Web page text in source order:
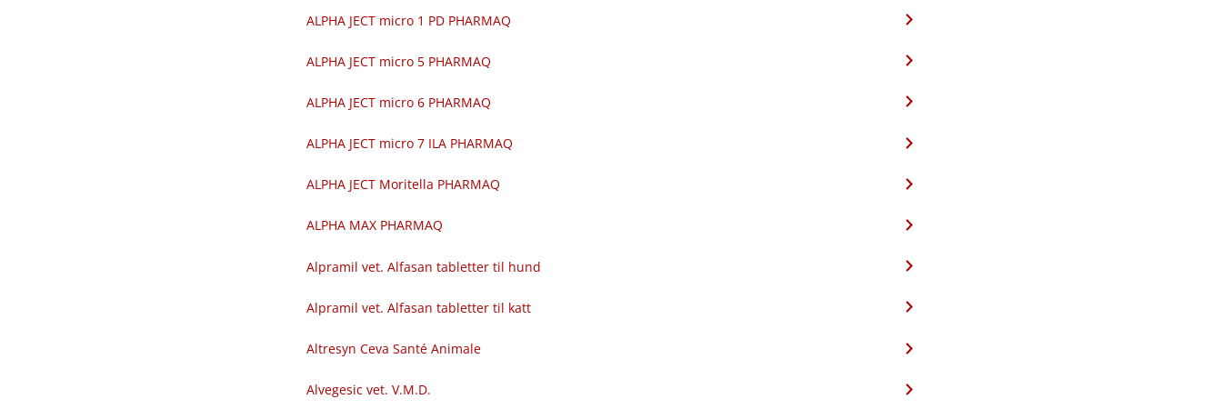
ALPHA JECT micro 1 PD PHARMAQ
ALPHA JECT micro 5 PHARMAQ
ALPHA JECT micro 6 PHARMAQ
ALPHA JECT micro 7 ILA PHARMAQ
ALPHA JECT Moritella PHARMAQ
ALPHA MAX PHARMAQ
Alpramil vet. Alfasan tabletter til hund
Alpramil vet. Alfasan tabletter til katt
Altresyn Ceva Santé Animale
Alvegesic vet. V.M.D.